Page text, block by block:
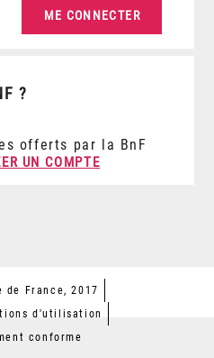
?
offerts par la BnF
UN COMPTE
France, 2017
d'utilisation
conforme